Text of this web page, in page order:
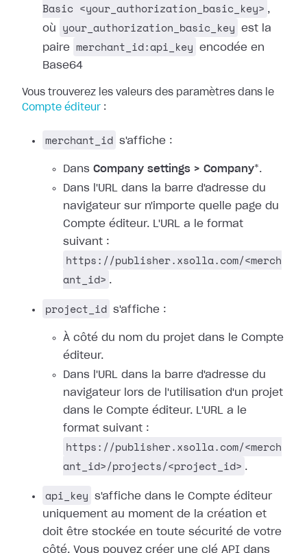
Basic <your_authorization_basic_key> ,
où
your_authorization_basic_key
est la
paire merchant_id:api_key
encodée en
Base64
Vous trouverez les valeurs des paramètres dans le
Compte éditeur :
merchant_id s'affiche :
Dans Company settings > Company*.
Dans l'URL dans la barre d'adresse du
navigateur sur n'importe quelle page du
Compte éditeur. L'URL a le format
suivant :
https://publisher.xsolla.com/<merch
ant_id> .
project_id s'affiche :
À côté du nom du projet dans le Compte
éditeur.
Dans l'URL dans la barre d'adresse du
navigateur lors de l'utilisation d'un projet
dans le Compte éditeur. L'URL a le
format suivant :
https://publisher.xsolla.com/<merch
ant_id>/projects/<project_id> .
api_key
s'affiche dans le Compte éditeur
uniquement au moment de la création et
doit être stockée en toute sécurité de votre
côté. Vous pouvez créer une clé API dans